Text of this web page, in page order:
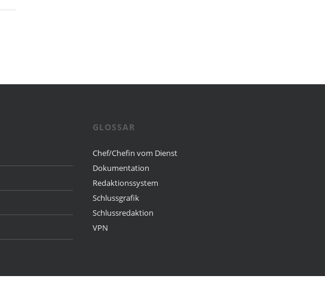
GLOSSAR
Chef/Chefin vom Dienst
Dokumentation
Redaktionssystem
Schlussgrafik
Schlussredaktion
VPN